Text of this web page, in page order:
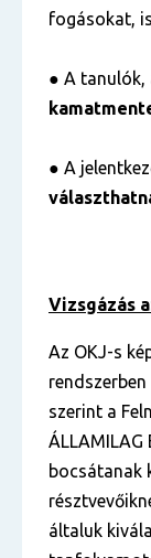
fogásokat,
● A tanulók,
● A
Vizsgázás
Az OKJ-s
szerint a
ÁLLAMILAG
bocsátanak
általuk